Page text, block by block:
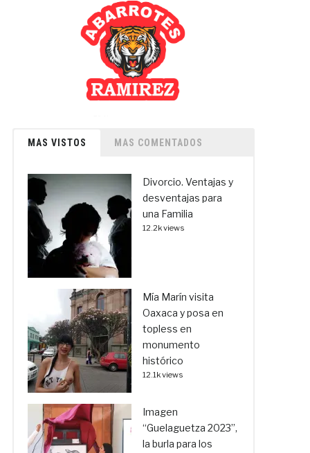
MAS VISTOS MAS COMENTADOS
Divorcio. Ventajas y
desventajas para
una Familia
12.2k views
Mía Marín visita
Oaxaca y posa en
topless en
monumento
histórico
12.1k views
Imagen
“Guelaguetza 2023”,
la burla para los